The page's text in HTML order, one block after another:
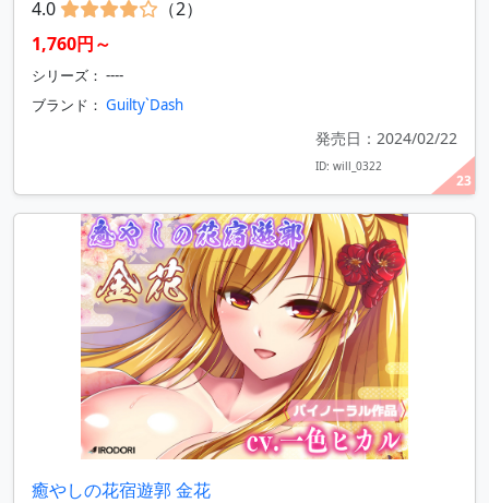
23
4.0
（2）
1,760円～
シリーズ： ----
ブランド： Guilty`Dash
発売日：2024/02/22
ID: will_0322
癒やしの花宿遊郭 金花